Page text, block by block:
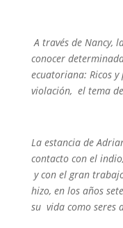
A través de Nancy,
conocer
ecuatoriana: Ricos
violación, el tema
La estancia de
contacto con el
y con el gran
hizo, en los años
su vida como seres